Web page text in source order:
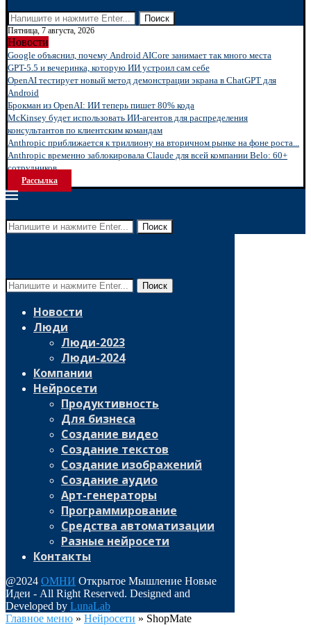
Поиск
Пятница, 7 августа, 2026
Новости
Google объяснил, почему Android AICore занимает так много места
GPT-5.5 и вечеринка, которую ИИ устроил сам себе
OpenAI тестирует новый метод демонстрации экрана в ChatGPT для
Android
Брокман из OpenAI: ИИ теперь пишет 80% кода
McKinsey будет использовать ИИ-агентов для распределения
консультантов по клиентским командам
Anthropic приближается к триллиону на вторичном рынке на фоне роста...
Anthropic временно заблокировала Claude для всей компании Belo: 60+
сотрудников...
Рассылка
Поиск
Поиск
Новости
Люди
Люди-2023
Люди-2024
Компании
Нейросети
Продуктивность
Для бизнеса
Создание видео
Создание текстов
Создание изображений
Создание аудио
Арт-генераторы
Программирование
Средства автоматизации
Разные нейросети
Контакты
@2024 ОМНИ Открытое Мышление Новые
Идеи - All Right Reserved. Designed and
Developed by LunaLab
Главное меню » Нейросети » ShopMate